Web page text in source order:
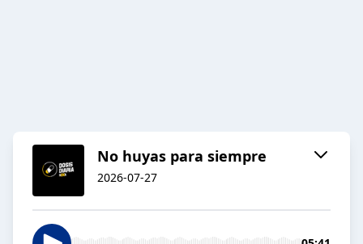
No huyas para siempre
2026-07-27